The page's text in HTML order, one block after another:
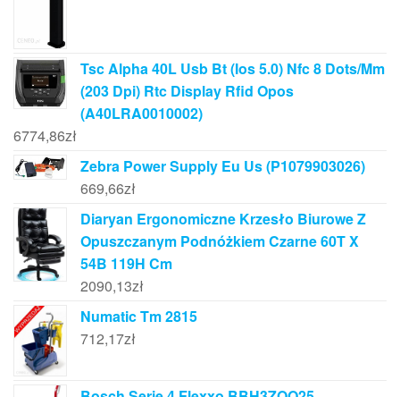
Tsc Alpha 40L Usb Bt (Ios 5.0) Nfc 8 Dots/Mm
(203 Dpi) Rtc Display Rfid Opos
(A40LRA0010002)
6774,86zł
Zebra Power Supply Eu Us (P1079903026)
669,66zł
Diaryan Ergonomiczne Krzesło Biurowe Z
Opuszczanym Podnóżkiem Czarne 60T X
54B 119H Cm
2090,13zł
Numatic Tm 2815
712,17zł